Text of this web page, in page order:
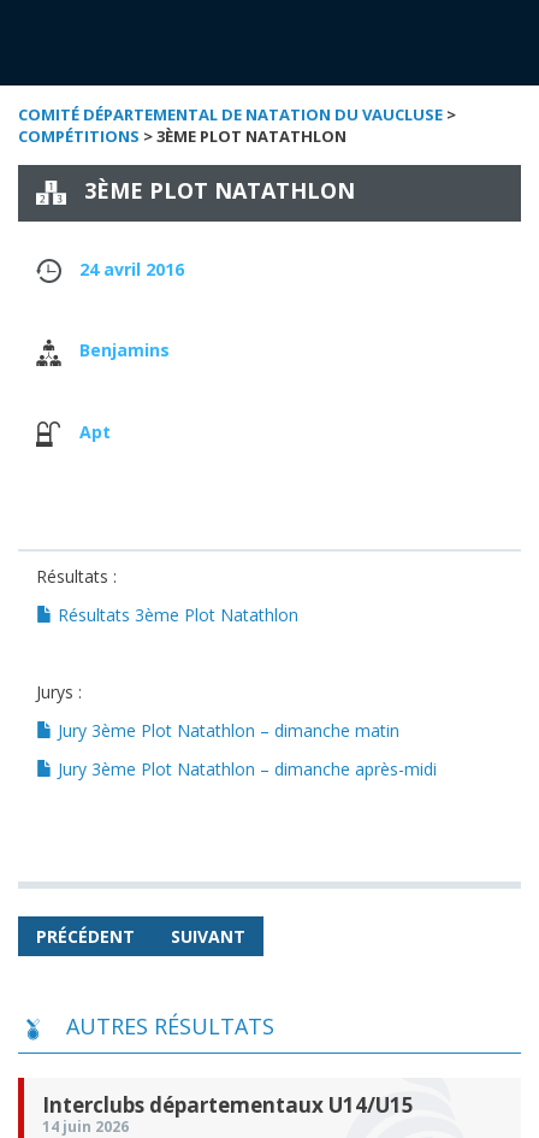
COMITÉ DÉPARTEMENTAL DE NATATION DU VAUCLUSE >
COMPÉTITIONS > 3ÈME PLOT NATATHLON
3ÈME PLOT NATATHLON
24 avril 2016
Benjamins
Apt
Résultats :
Résultats 3ème Plot Natathlon
Jurys :
Jury 3ème Plot Natathlon – dimanche matin
Jury 3ème Plot Natathlon – dimanche après-midi
PRÉCÉDENT SUIVANT
AUTRES RÉSULTATS
Interclubs départementaux U14/U15
14 juin 2026